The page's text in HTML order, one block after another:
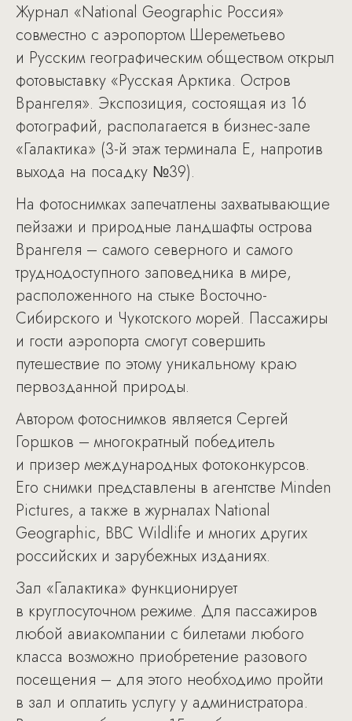
Журнал «National Geographic Россия»
совместно с аэропортом Шереметьево
и Русским географическим обществом открыл
фотовыставку «Русская Арктика. Остров
Врангеля». Экспозиция, состоящая из 16
фотографий, располагается в бизнес-зале
«Галактика» (3-й этаж терминала Е, напротив
выхода на посадку №39).
На фотоснимках запечатлены захватывающие
пейзажи и природные ландшафты острова
Врангеля – самого северного и самого
труднодоступного заповедника в мире,
расположенного на стыке Восточно-
Сибирского и Чукотского морей. Пассажиры
и гости аэропорта смогут совершить
путешествие по этому уникальному краю
первозданной природы.
Автором фотоснимков является Сергей
Горшков – многократный победитель
и призер международных фотоконкурсов.
Его снимки представлены в агентстве Minden
Pictures, а также в журналах National
Geographic, BBC Wildlife и многих других
российских и зарубежных изданиях.
Зал «Галактика» функционирует
в круглосуточном режиме. Для пассажиров
любой авиакомпании с билетами любого
класса возможно приобретение разового
посещения – для этого необходимо пройти
в зал и оплатить услугу у администратора.